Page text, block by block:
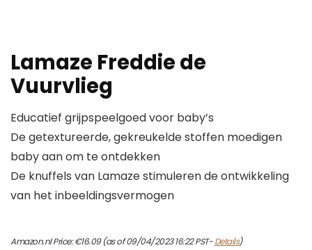
Lamaze Freddie de
Vuurvlieg
Educatief grijpspeelgoed voor baby’s
De getextureerde, gekreukelde stoffen moedigen
baby aan om te ontdekken
De knuffels van Lamaze stimuleren de ontwikkeling
van het inbeeldingsvermogen
Amazon.nl Price:€16.09(as of 09/04/2023 16:22 PST-Details)